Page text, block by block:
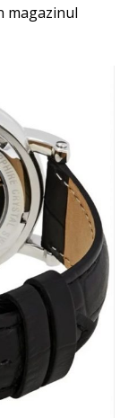
magazinul